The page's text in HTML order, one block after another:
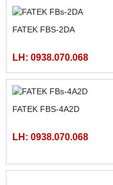
MÀN HÌNH HMIGXU3512 -
7INCH CÓ ETHRNET